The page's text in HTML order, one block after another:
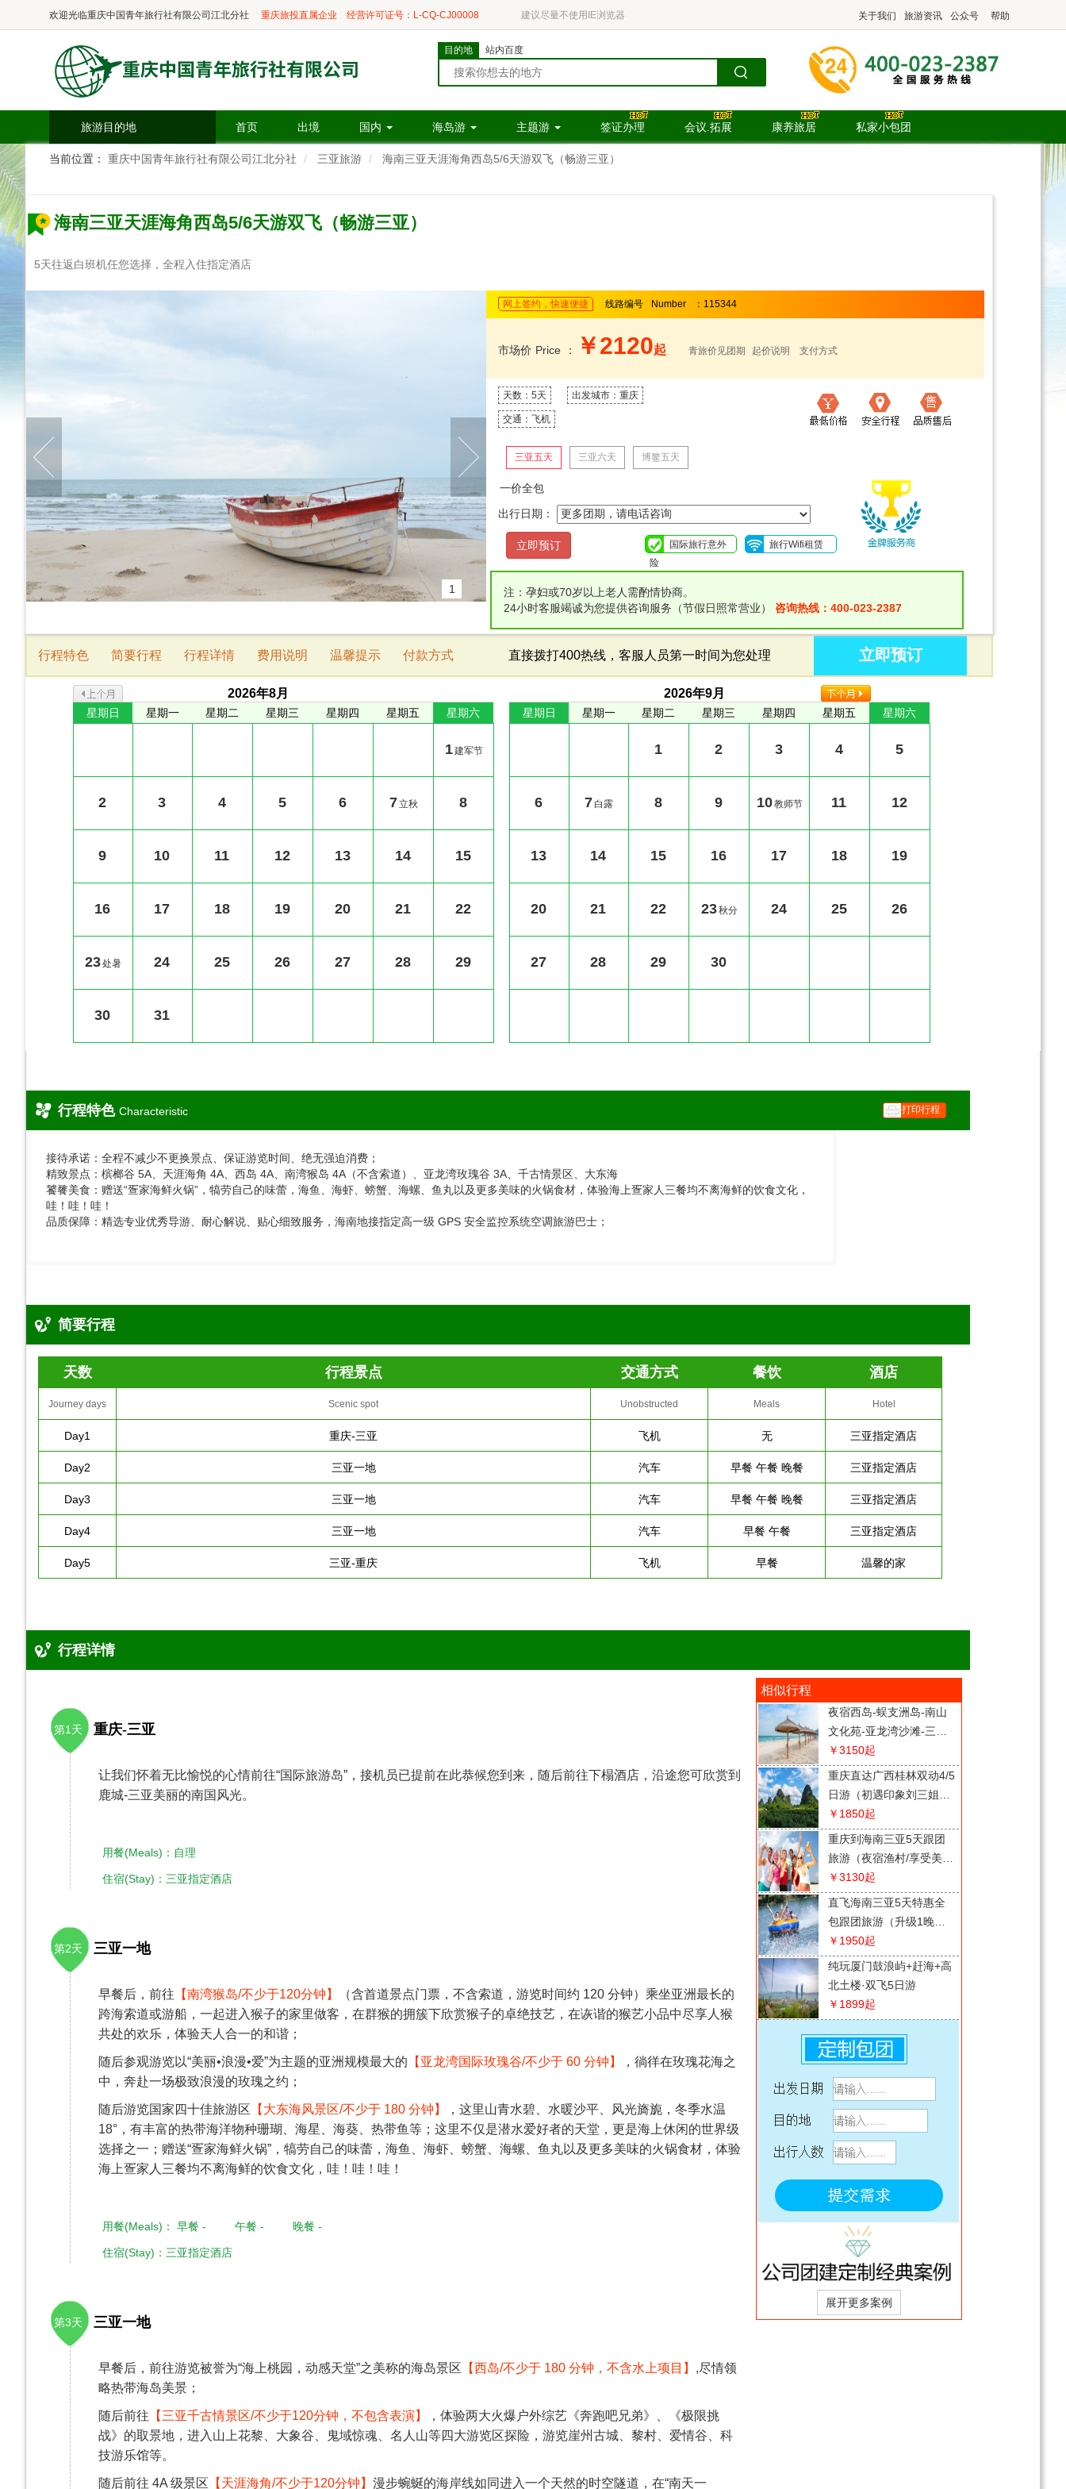
欢迎光临重庆中国青年旅行社有限公司江北分社 重庆旅投直属企业 经营许可证号：L-CQ-CJ00008 建议尽量不使用IE浏览器 关于我们 旅游资讯 公众号 帮助
目的地 站内百度
旅游目的地 首页 出境 国内 海岛游 主题游 签证办理 会议.拓展 康养旅居 私家小包团
当前位置： 重庆中国青年旅行社有限公司江北分社 三亚旅游 海南三亚天涯海角西岛5/6天游双飞（畅游三亚）
海南三亚天涯海角西岛5/6天游双飞（畅游三亚）
5天往返白班机任您选择，全程入住指定酒店
1
网上签约，快速便捷 线路编号 Number ：115344
市场价 Price ： ￥2120起 青旅价见团期 起价说明 支付方式
天数：5天 出发城市：重庆
交通：飞机
三亚五天 三亚六天 博鳌五天
一价全包
出行日期：
国际旅行意外
险
旅行Wifi租赁
注：孕妇或70岁以上老人需酌情协商。
24小时客服竭诚为您提供咨询服务（节假日照常营业） 咨询热线：400-023-2387
行程特色 简要行程 行程详情 费用说明 温馨提示 付款方式 直接拨打400热线，客服人员第一时间为您处理 立即预订
2026年8月
星期日 星期一 星期二 星期三 星期四 星期五 星期六
1建军节
2 3 4 5 6 7立秋 8
9 10 11 12 13 14 15
16 17 18 19 20 21 22
23处暑 24 25 26 27 28 29
30 31
2026年9月
星期日 星期一 星期二 星期三 星期四 星期五 星期六
1 2 3 4 5
6 7 白露 8 9 10教师节 11 12
13 14 15 16 17 18 19
20 21 22 23秋分 24 25 26
27 28 29 30
行程特色 Characteristic 打印行程
接待承诺：全程不减少不更换景点、保证游览时间、绝无强迫消费；
精致景点：槟榔谷 5A、天涯海角 4A、西岛 4A、南湾猴岛 4A（不含索道）、亚龙湾玫瑰谷 3A、千古情景区、大东海
饕餮美食：赠送“疍家海鲜火锅”，犒劳自己的味蕾，海鱼、海虾、螃蟹、海螺、鱼丸以及更多美味的火锅食材，体验海上疍家人三餐均不离海鲜的饮食文化，
哇！哇！哇！
​品质保障：精选专业优秀导游、耐心解说、贴心细致服务，海南地接指定高一级 GPS 安全监控系统空调旅游巴士；
简要行程
天数 行程景点 交通方式 餐饮 酒店
Journey days Scenic spot Unobstructed Meals Hotel
Day1 重庆-三亚 飞机 无 三亚指定酒店
Day2 三亚一地 汽车 早餐 午餐 晚餐 三亚指定酒店
Day3 三亚一地 汽车 早餐 午餐 晚餐 三亚指定酒店
Day4 三亚一地 汽车 早餐 午餐 三亚指定酒店
Day5 三亚-重庆 飞机 早餐 温馨的家
行程详情
第1天 重庆-三亚
让我们怀着无比愉悦的心情前往“国际旅游岛”，接机员已提前在此恭候您到来，随后前往下榻酒店，沿途您可欣赏到
鹿城-三亚美丽的南国风光。
用餐(Meals)：自理
住宿(Stay)：三亚指定酒店
第2天 三亚一地
早餐后，前往 【南湾猴岛/不少于120分钟】
（含首道景点门票，不含索道，游览时间约 120 分钟）乘坐亚洲最长的
跨海索道或游船，一起进入猴子的家里做客，在群猴的拥簇下欣赏猴子的卓绝技艺，在诙谐的猴艺小品中尽享人猴
共处的欢乐，体验天人合一的和谐；
随后参观游览以“美丽•浪漫•爱”为主题的亚洲规模最大的 【亚龙湾国际玫瑰谷/不少于 60 分钟】
，徜徉在玫瑰花海之
中，奔赴一场极致浪漫的玫瑰之约；
随后游览国家四十佳旅游区 【大东海风景区/不少于 180 分钟】
，这里山青水碧、水暖沙平、风光旖旎，冬季水温
18°，有丰富的热带海洋物种珊瑚、海星、海葵、热带鱼等；这里不仅是潜水爱好者的天堂，更是海上休闲的世界级
选择之一；赠送“疍家海鲜火锅”，犒劳自己的味蕾，海鱼、海虾、螃蟹、海螺、鱼丸以及更多美味的火锅食材，体验
海上疍家人三餐均不离海鲜的饮食文化，哇！哇！哇！
用餐(Meals)： 早餐 - 午餐 - 晚餐 -
住宿(Stay)：三亚指定酒店
第3天 三亚一地
早餐后，前往游览被誉为“海上桃园，动感天堂”之美称的海岛景区 【西岛/不少于 180 分钟，不含水上项目】 ,尽情领
略热带海岛美景；
随后前往 【三亚千古情景区/不少于120分钟，不包含表演】
，体验两大火爆户外综艺《奔跑吧兄弟》、《极限挑
战》的取景地，进入山上花黎、大象谷、鬼域惊魂、名人山等四大游览区探险，游览崖州古城、黎村、爱情谷、科
技游乐馆等。
随后前往 4A 级景区 【天涯海角/不少于120分钟】 漫步蜿蜒的海岸线如同进入一个天然的时空隧道，在“南天一
相似行程
夜宿西岛-蜈支洲岛-南山
文化苑-亚龙湾沙滩-三亚
往返5天游
￥3150起
重庆直达广西桂林双动4/5
日游（初遇印象刘三姐表
演）
￥1850起
重庆到海南三亚5天跟团
旅游（夜宿渔村/享受美好
时光）
￥3130起
直飞海南三亚5天特惠全
包跟团旅游（升级1晚陵
水房车营地）
￥1950起
纯玩厦门鼓浪屿+赶海+高
北土楼·双飞5日游
￥1899起
动 5 日游
￥4580起
深度游南澳岛、潮州古韵
游、汕头5天4晚游
￥3780起
纯美涠洲岛5日游（北海
￥2380起
潮州-汕头-南澳岛-揭阳双
飞5日不带钱包跟团旅游
乐趣厦门鼓浪屿丨赶海丨
半自由行双飞五日游（亲
子&情侣&闺蜜游）
电询